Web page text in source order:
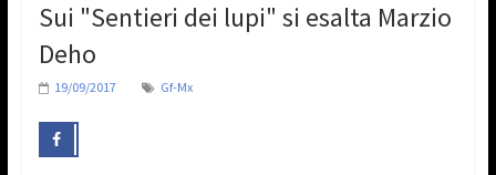
Sui "Sentieri dei lupi" si esalta Marzio
Deho
19/09/2017 Gf-Mx